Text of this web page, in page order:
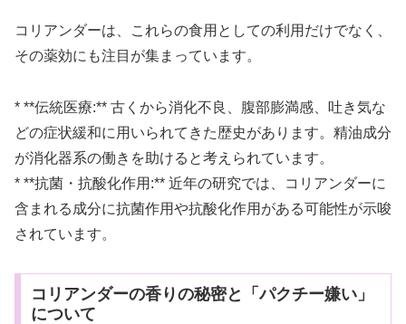
コリアンダーは、これらの食用としての利用だけでなく、
その薬効にも注目が集まっています。
* **伝統医療:** 古くから消化不良、腹部膨満感、吐き気な
どの症状緩和に用いられてきた歴史があります。精油成分
が消化器系の働きを助けると考えられています。
* **抗菌・抗酸化作用:** 近年の研究では、コリアンダーに
含まれる成分に抗菌作用や抗酸化作用がある可能性が示唆
されています。
コリアンダーの香りの秘密と「パクチー嫌い」
について